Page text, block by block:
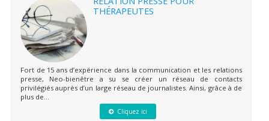
THÉRAPEUTES
Fort de 15 ans d’expérience dans la communication et les relations
presse, Neo-bienêtre a su se créer un réseau de contacts
privilégiés auprès d’un large réseau de journalistes. Ainsi, grâce à de
plus de...
Cliquez ici